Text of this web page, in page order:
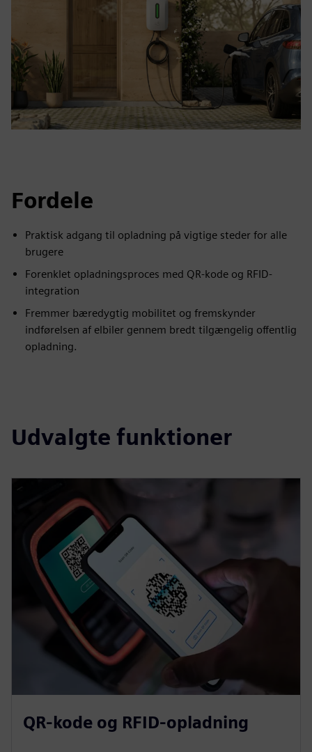
Fordele
Praktisk adgang til opladning på vigtige steder for alle
brugere
Forenklet opladningsproces med QR-kode og RFID-
integration
Fremmer bæredygtig mobilitet og fremskynder
indførelsen af elbiler gennem bredt tilgængelig offentlig
opladning.
Udvalgte funktioner
QR-kode og RFID-opladning